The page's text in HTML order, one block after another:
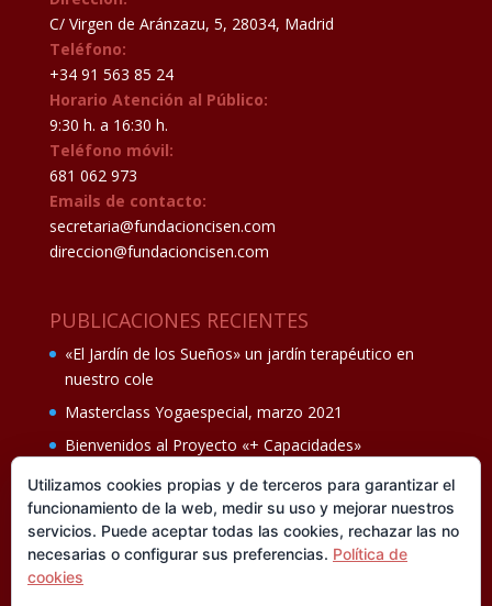
C/ Virgen de Aránzazu, 5, 28034, Madrid
Teléfono:
+34 91 563 85 24
Horario Atención al Público:
9:30 h. a 16:30 h.
Teléfono móvil:
681 062 973
Emails de contacto:
secretaria@fundacioncisen.com
direccion@fundacioncisen.com
PUBLICACIONES RECIENTES
«El Jardín de los Sueños» un jardín terapéutico en
nuestro cole
Masterclass Yogaespecial, marzo 2021
Bienvenidos al Proyecto «+ Capacidades»
Fiesta de fin de curso Los oficios 14 de junio
Ganadores del II Programa educativo Cuídate +
Utilizamos cookies propias y de terceros para garantizar el
funcionamiento de la web, medir su uso y mejorar nuestros
servicios. Puede aceptar todas las cookies, rechazar las no
necesarias o configurar sus preferencias. Política de
cookies